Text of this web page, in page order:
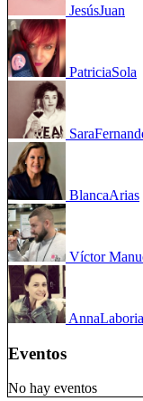
JesúsJuan
PatriciaSola
Sara
BlancaArias
Víctor
Anna
Eventos
No hay eventos